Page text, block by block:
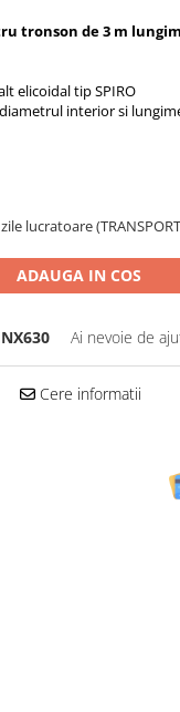
tronson de 3 m
elicoidal tip SPIRO
interior si
lucratoare
ADAUGA IN COS
Ai nevoie de
Cere informatii